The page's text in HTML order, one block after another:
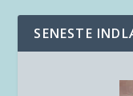
SENESTE